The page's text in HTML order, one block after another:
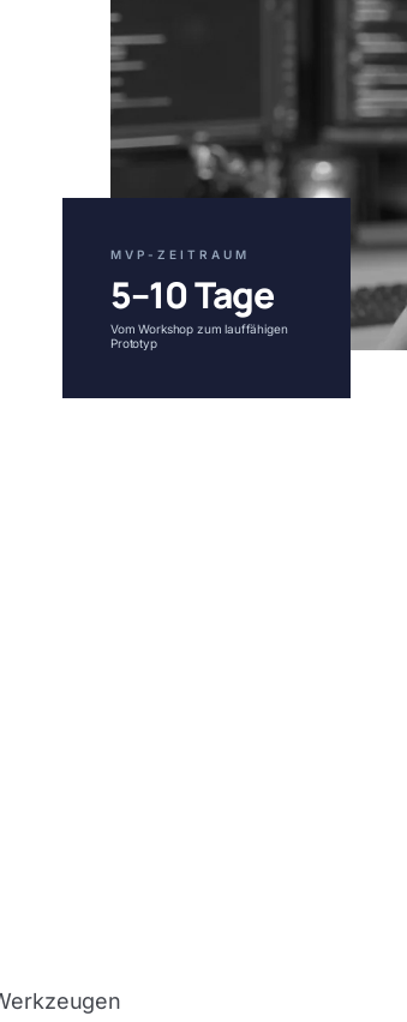
MVP-ZEITRAUM
5–10 Tage
Vom Workshop zum lauffähigen
Prototyp